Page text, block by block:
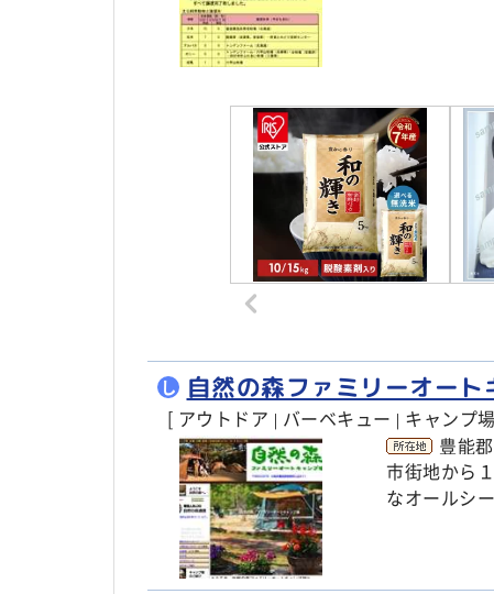
し 自然の森ファミリーオート
[ アウトドア | バーベキュー | キャンプ
豊能
市街地から
なオールシ